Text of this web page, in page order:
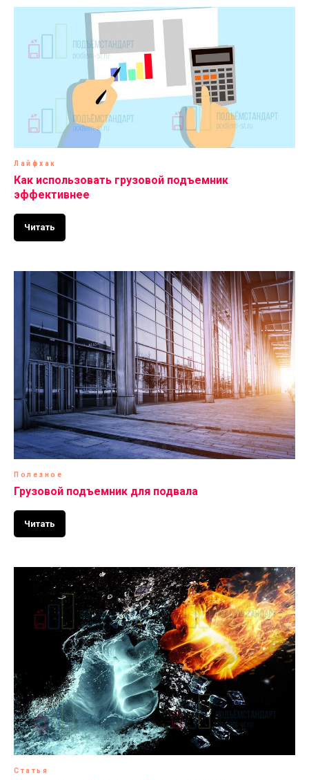
Лайфхак
Как использовать грузовой подъемник
эффективнее
Читать
Полезное
Грузовой подъемник для подвала
Читать
Статья